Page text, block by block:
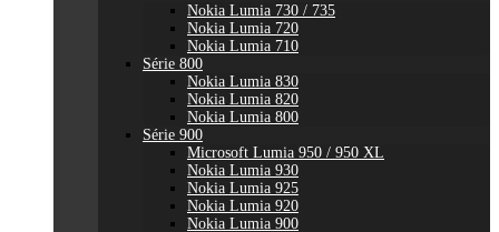
Nokia Lumia 730 / 735
Nokia Lumia 720
Nokia Lumia 710
Série 800
Nokia Lumia 830
Nokia Lumia 820
Nokia Lumia 800
Série 900
Microsoft Lumia 950 / 950 XL
Nokia Lumia 930
Nokia Lumia 925
Nokia Lumia 920
Nokia Lumia 900